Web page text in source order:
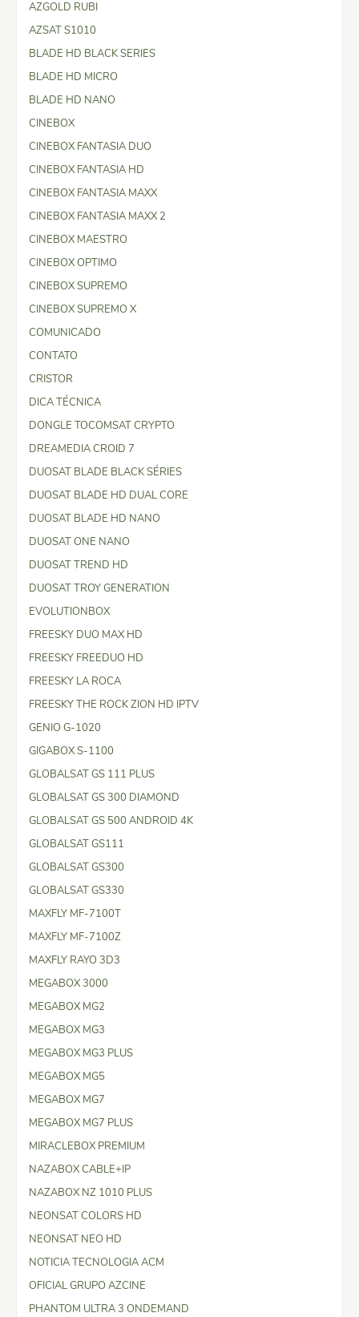
AZGOLD RUBI
AZSAT S1010
BLADE HD BLACK SERIES
BLADE HD MICRO
BLADE HD NANO
CINEBOX
CINEBOX FANTASIA DUO
CINEBOX FANTASIA HD
CINEBOX FANTASIA MAXX
CINEBOX FANTASIA MAXX 2
CINEBOX MAESTRO
CINEBOX OPTIMO
CINEBOX SUPREMO
CINEBOX SUPREMO X
COMUNICADO
CONTATO
CRISTOR
DICA TÉCNICA
DONGLE TOCOMSAT CRYPTO
DREAMEDIA CROID 7
DUOSAT BLADE BLACK SÉRIES
DUOSAT BLADE HD DUAL CORE
DUOSAT BLADE HD NANO
DUOSAT ONE NANO
DUOSAT TREND HD
DUOSAT TROY GENERATION
EVOLUTIONBOX
FREESKY DUO MAX HD
FREESKY FREEDUO HD
FREESKY LA ROCA
FREESKY THE ROCK ZION HD IPTV
GENIO G-1020
GIGABOX S-1100
GLOBALSAT GS 111 PLUS
GLOBALSAT GS 300 DIAMOND
GLOBALSAT GS 500 ANDROID 4K
GLOBALSAT GS111
GLOBALSAT GS300
GLOBALSAT GS330
MAXFLY MF-7100T
MAXFLY MF-7100Z
MAXFLY RAYO 3D3
MEGABOX 3000
MEGABOX MG2
MEGABOX MG3
MEGABOX MG3 PLUS
MEGABOX MG5
MEGABOX MG7
MEGABOX MG7 PLUS
MIRACLEBOX PREMIUM
NAZABOX CABLE+IP
NAZABOX NZ 1010 PLUS
NEONSAT COLORS HD
NEONSAT NEO HD
NOTICIA TECNOLOGIA ACM
OFICIAL GRUPO AZCINE
PHANTOM ULTRA 3 ONDEMAND